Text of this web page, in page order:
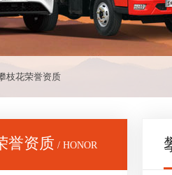
枝花荣誉资质
誉资质 / HONOR